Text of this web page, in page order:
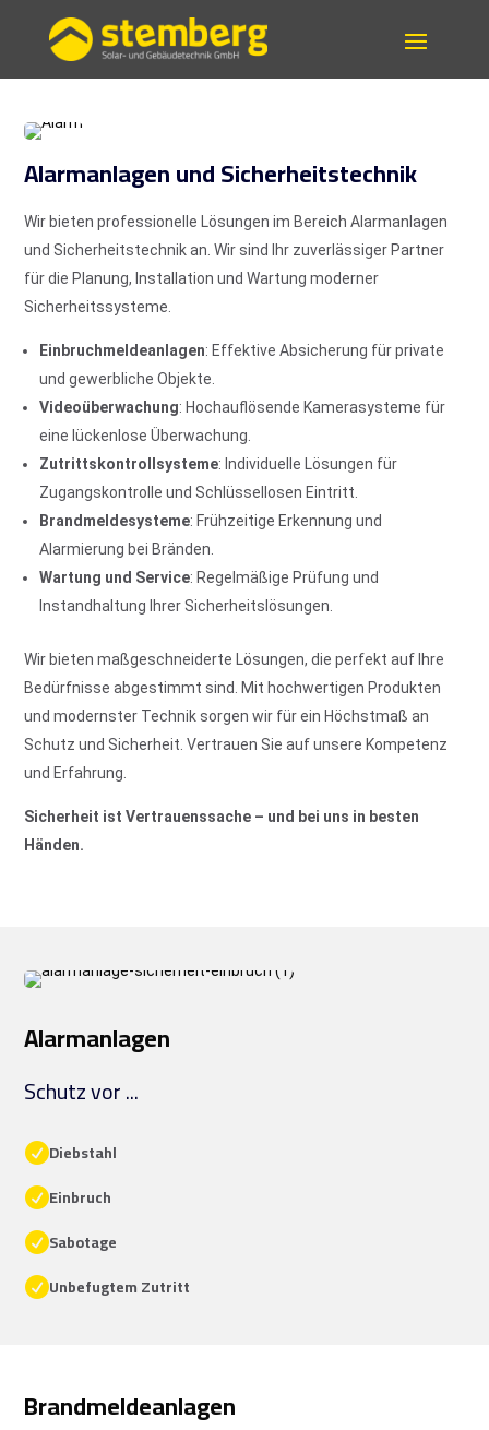
Alarmanlagen und Sicherheitstechnik
Wir bieten professionelle Lösungen im Bereich Alarmanlagen
und Sicherheitstechnik an. Wir sind Ihr zuverlässiger Partner
für die Planung, Installation und Wartung moderner
Sicherheitssysteme.
Einbruchmeldeanlagen: Effektive Absicherung für private
und gewerbliche Objekte.
Videoüberwachung: Hochauflösende Kamerasysteme für
eine lückenlose Überwachung.
Zutrittskontrollsysteme: Individuelle Lösungen für
Zugangskontrolle und Schlüssellosen Eintritt.
Brandmeldesysteme: Frühzeitige Erkennung und
Alarmierung bei Bränden.
Wartung und Service: Regelmäßige Prüfung und
Instandhaltung Ihrer Sicherheitslösungen.
Wir bieten maßgeschneiderte Lösungen, die perfekt auf Ihre
Bedürfnisse abgestimmt sind. Mit hochwertigen Produkten
und modernster Technik sorgen wir für ein Höchstmaß an
Schutz und Sicherheit. Vertrauen Sie auf unsere Kompetenz
und Erfahrung.
Sicherheit ist Vertrauenssache – und bei uns in besten
Händen.
Alarmanlagen
Schutz vor ...
Diebstahl
Einbruch
Sabotage
Unbefugtem Zutritt
Brandmeldeanlagen